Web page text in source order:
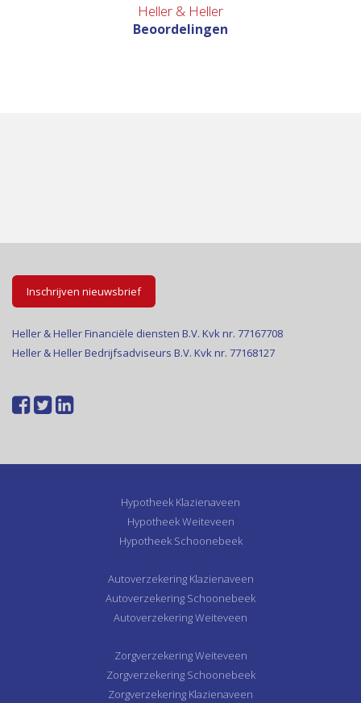
Heller & Heller
Beoordelingen
Inschrijven nieuwsbrief
Heller & Heller Financiële diensten B.V. Kvk nr. 77167708
Heller & Heller Bedrijfsadviseurs B.V. Kvk nr. 77168127
Hypotheek Klazienaveen
Hypotheek Weiteveen
Hypotheek Schoonebeek
Autoverzekering Klazienaveen
Autoverzekering Schoonebeek
Autoverzekering Weiteveen
Zorgverzekering Weiteveen
Zorgverzekering Schoonebeek
Zorgverzekering Klazienaveen